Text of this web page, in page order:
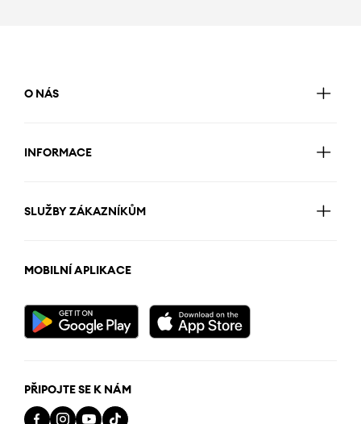
O NÁS
INFORMACE
SLUŽBY ZÁKAZNÍKŮM
MOBILNÍ APLIKACE
PŘIPOJTE SE K NÁM